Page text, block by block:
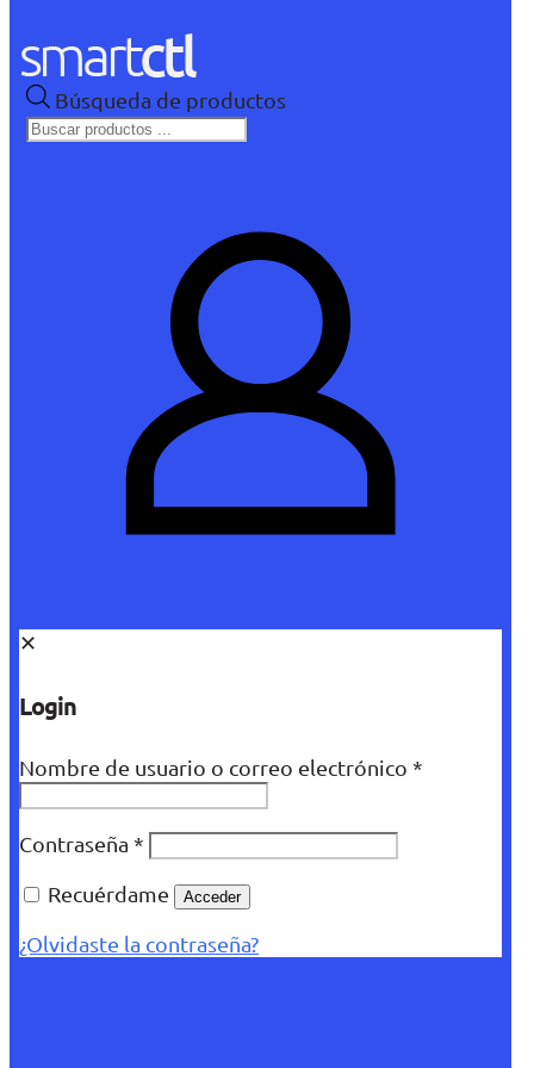
Búsqueda de productos
✕
Login
Nombre de usuario o correo electrónico *
Contraseña *
Recuérdame
Acceder
¿Olvidaste la contraseña?